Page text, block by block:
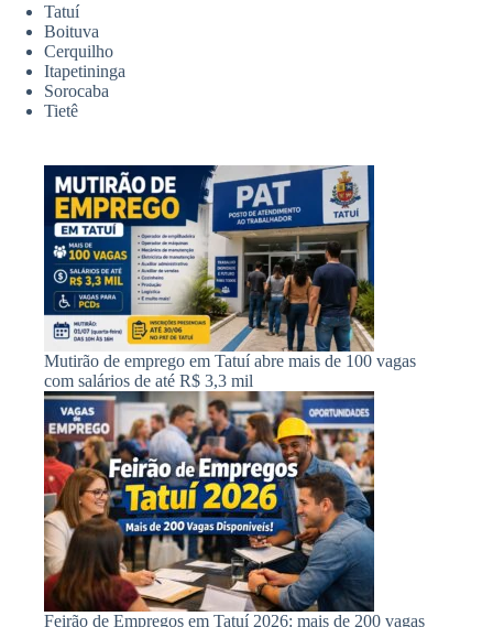
Tatuí
Boituva
Cerquilho
Itapetininga
Sorocaba
Tietê
Mutirão de emprego em Tatuí abre mais de 100 vagas
com salários de até R$ 3,3 mil
Feirão de Empregos em Tatuí 2026: mais de 200 vagas